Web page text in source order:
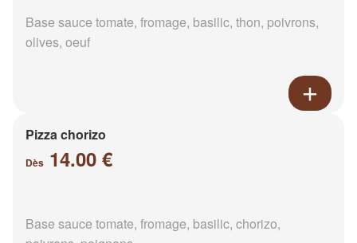
Base sauce tomate, fromage, basilic, thon, poivrons,
olives, oeuf
Pizza chorizo
Dès 14.00 €
Base sauce tomate, fromage, basilic, chorizo,